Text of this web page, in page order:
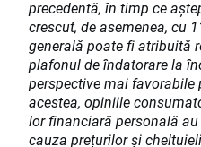
precedentă, în timp ce
crescut, de asemenea, cu
generală poate fi atribuită
plafonul de îndatorare la
perspective mai
acestea, opiniile
lor financiară personală
cauza prețurilor și